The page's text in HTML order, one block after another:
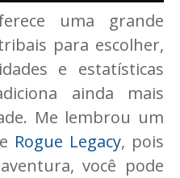
uma grande
para escolher,
e estatísticas
ainda mais
Me lembrou um
Rogue Legacy, pois
você pode